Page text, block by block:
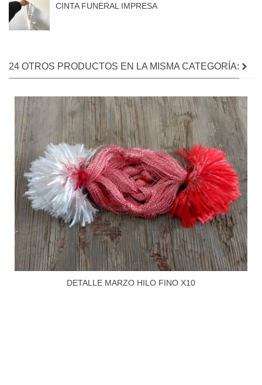
CINTA FUNERAL IMPRESA
24 OTROS PRODUCTOS EN LA MISMA CATEGORÍA:
DETALLE MARZO HILO FINO X10